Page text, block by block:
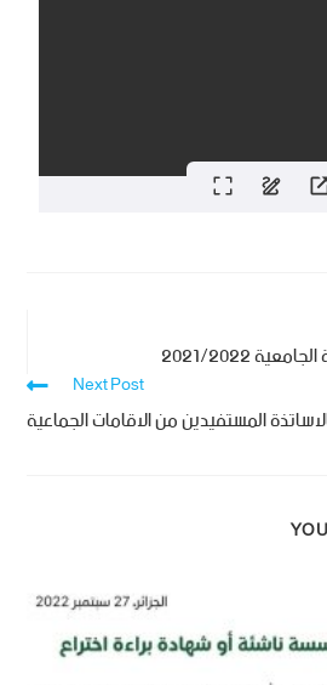
2021/2022
Next Post
المستفيدين من الاقامات الجماعية